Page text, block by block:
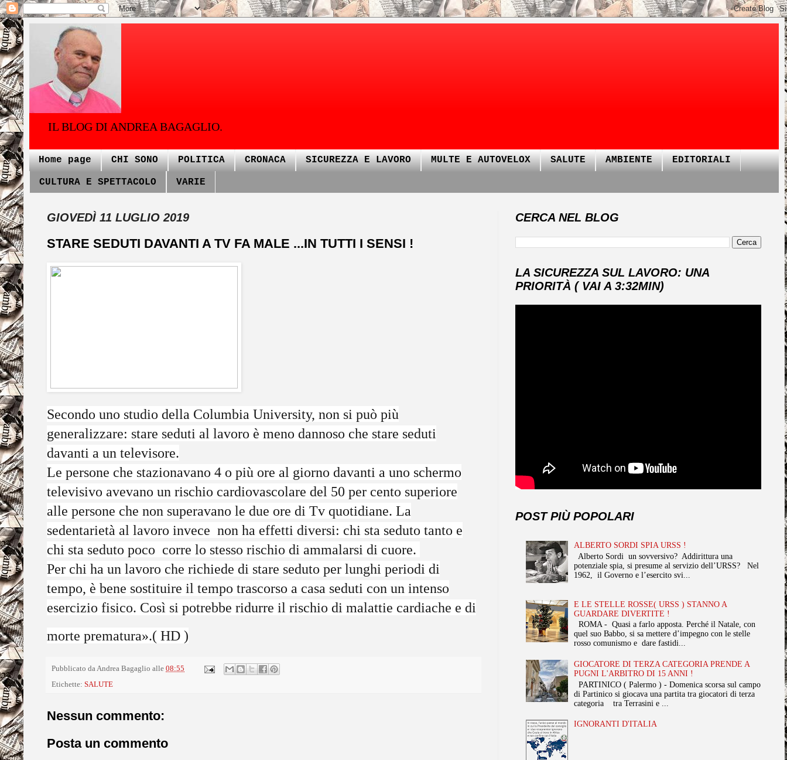
IL BLOG DI ANDREA BAGAGLIO.
Home page CHI SONO POLITICA CRONACA SICUREZZA E LAVORO MULTE E AUTOVELOX SALUTE AMBIENTE EDITORIALI
CULTURA E SPETTACOLO VARIE
GIOVEDÌ 11 LUGLIO 2019
STARE SEDUTI DAVANTI A TV FA MALE ...IN TUTTI I SENSI !
Secondo uno studio della Columbia University, non si può più
generalizzare: stare seduti al lavoro è meno dannoso che stare seduti
davanti a un televisore.
Le persone che stazionavano 4 o più ore al giorno davanti a uno schermo
televisivo avevano un rischio cardiovascolare del 50 per cento superiore
alle persone che non superavano le due ore di Tv quotidiane. La
sedentarietà al lavoro invece non ha effetti diversi: chi sta seduto tanto e
chi sta seduto poco corre lo stesso rischio di ammalarsi di cuore.
Per chi ha un lavoro che richiede di stare seduto per lunghi periodi di
tempo, è bene sostituire il tempo trascorso a casa seduti con un intenso
esercizio fisico. Così si potrebbe ridurre il rischio di malattie cardiache e di
morte prematura».( HD )
Pubblicato daAndrea Bagaglio alle 08:55
Etichette: SALUTE
Nessun commento:
Posta un commento
CERCA NEL BLOG
LA SICUREZZA SUL LAVORO: UNA
PRIORITÀ ( VAI A 3:32MIN)
POST PIÙ POPOLARI
ALBERTO SORDI SPIA URSS !
Alberto Sordi un sovversivo? Addirittura una
potenziale spia, si presume al servizio dell’URSS? Nel
1962, il Governo e l’esercito svi...
E LE STELLE ROSSE( URSS ) STANNO A
GUARDARE DIVERTITE !
ROMA - Quasi a farlo apposta. Perché il Natale, con
quel suo Babbo, si sa mettere d’impegno con le stelle
rosso comunismo e dare fastidi...
GIOCATORE DI TERZA CATEGORIA PRENDE A
PUGNI L'ARBITRO DI 15 ANNI !
PARTINICO ( Palermo ) - Domenica scorsa sul campo
di Partinico si giocava una partita tra giocatori di terza
categoria tra Terrasini e ...
IGNORANTI D'ITALIA